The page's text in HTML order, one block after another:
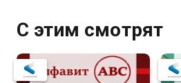
С этим смотрят